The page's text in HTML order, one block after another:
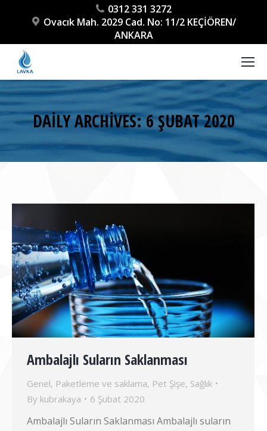
0312 331 3272
Ovacık Mah. 2029 Cad. No: 11/2 KEÇİÖREN/
ANKARA
DAILY ARCHIVES:6 ŞUBAT 2020
You are here:
Ambalajlı Suların Saklanması
Genel, Paketleme ve saklama, Pet Şişe, Sağlık
By kubrakaya 6 Şubat 2020
Ambalajlı Suların Saklanması Ambalajlı suların